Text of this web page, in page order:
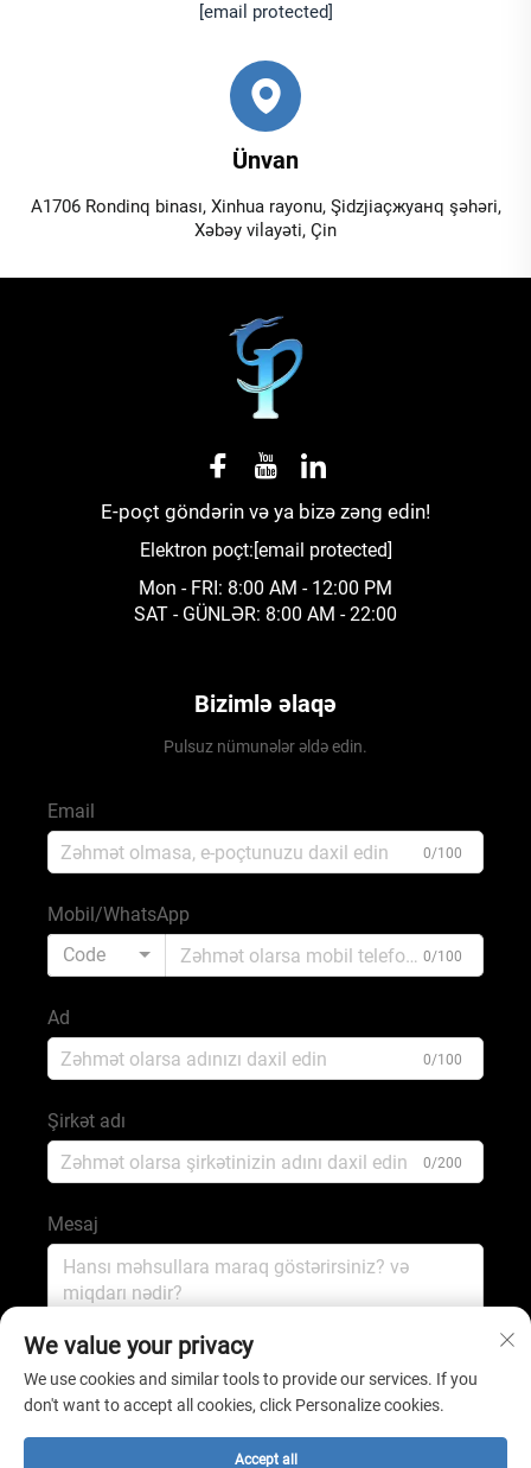
[email protected]
Ünvan
A1706 Rondinq binası, Xinhua rayonu, Şidzjiaçжуанq şəhəri,
Xəbəy vilayəti, Çin
E-poçt göndərin və ya bizə zəng edin!
Elektron poçt:[email protected]
Mon - FRI: 8:00 AM - 12:00 PM
SAT - GÜNLƏR: 8:00 AM - 22:00
Bizimlə əlaqə
Pulsuz nümunələr əldə edin.
Email
0/100
Mobil/WhatsApp
Code
0/100
Ad
0/100
Şirkət adı
0/200
Mesaj
GÖNDƏR
We value your privacy
We use cookies and similar tools to provide our services. If you
don't want to accept all cookies, click Personalize cookies.
Accept all